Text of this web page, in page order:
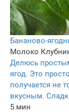
Бананово-
Молоко
Делюсь
ягод. Это
получается не
вкусным.
5 мин